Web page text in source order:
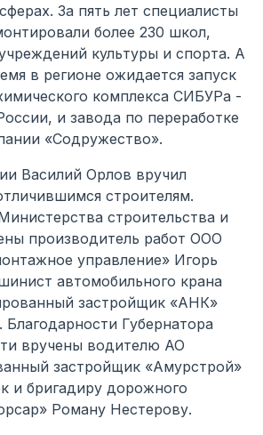
За пять лет специалисты
более 230 школ,
культуры и спорта. А
в регионе ожидается запуск
комплекса СИБУРа -
и завода по переработке
«Содружество».
Василий Орлов вручил
строителям.
строительства и
производитель работ ООО
управление» Игорь
автомобильного крана
застройщик «АНК»
Губернатора
вручены водителю АО
застройщик «Амурстрой»
и бригадиру дорожного
Роману Нестерову.